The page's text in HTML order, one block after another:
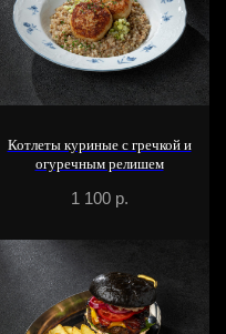
Котлеты куриные с гречкой и
огуречным релишем
1 100 р.